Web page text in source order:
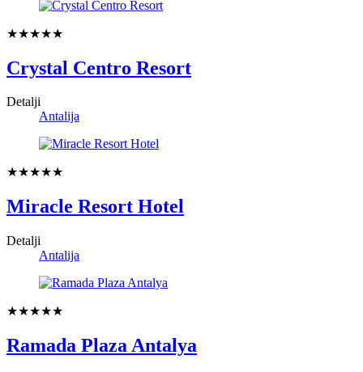
★★★★★
Crystal Centro Resort
Detalji
Antalija
★★★★★
Miracle Resort Hotel
Detalji
Antalija
★★★★★
Ramada Plaza Antalya